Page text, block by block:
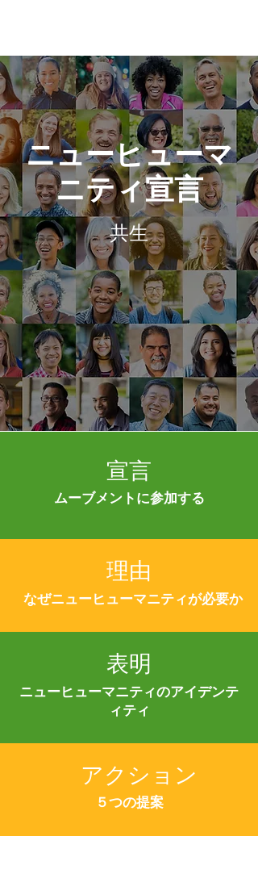
ニューヒューマ
ニティ宣言
共生
宣言
ムーブメントに参加する
理由
なぜニューヒューマニティが必要か
表明
ニューヒューマニティのアイデンテ
ィティ
アクション
５つの提案